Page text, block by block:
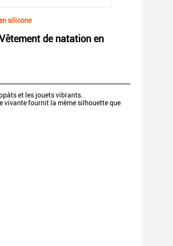
silicone
de natation en
et les jouets vibrants.
vivante fournit la même silhouette que